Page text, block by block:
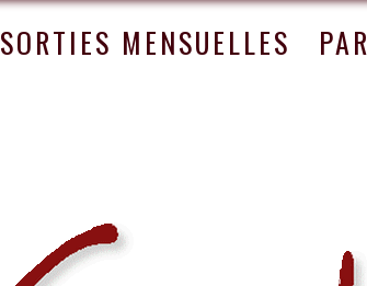
SORTIES MENSUELLES